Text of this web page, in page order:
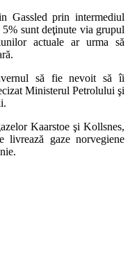
Gassled prin intermediul
sunt deţinute via grupul
actuale ar urma să
să fie nevoit să îi
Ministerul Petrolului şi
Kaarstoe şi Kollsnes,
livrează gaze norvegiene